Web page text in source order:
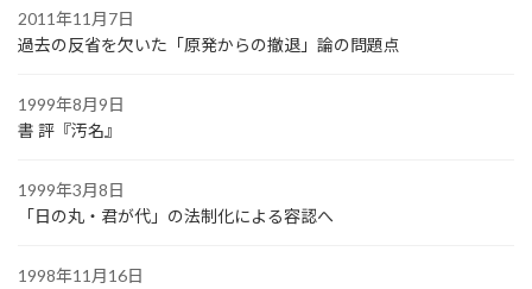
2011年11月7日
過去の反省を欠いた「原発からの撤退」論の問題点
1999年8月9日
書 評『汚名』
1999年3月8日
「日の丸・君が代」の法制化による容認へ
1998年11月16日